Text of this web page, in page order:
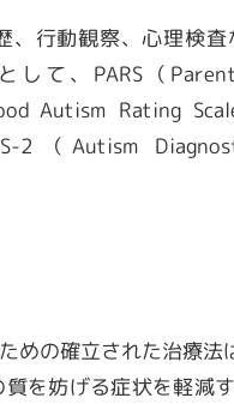
、行動観察、心理検
て、PARS（
Autism Rating
2（Autism
めの確立された治療法
を妨げる症状を軽減